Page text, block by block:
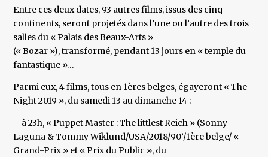
Entre ces deux dates, 93 autres films, issus des cinq
continents, seront projetés dans l’une ou l’autre des trois
salles du « Palais des Beaux-Arts »
(« Bozar »), transformé, pendant 13 jours en « temple du
fantastique »…
Parmi eux, 4 films, tous en 1ères belges, égayeront « The
Night 2019 », du samedi 13 au dimanche 14 :
– à 23h, « Puppet Master : The littlest Reich » (Sonny
Laguna & Tommy Wiklund/USA/2018/90’/1ère belge/ «
Grand-Prix » et « Prix du Public », du